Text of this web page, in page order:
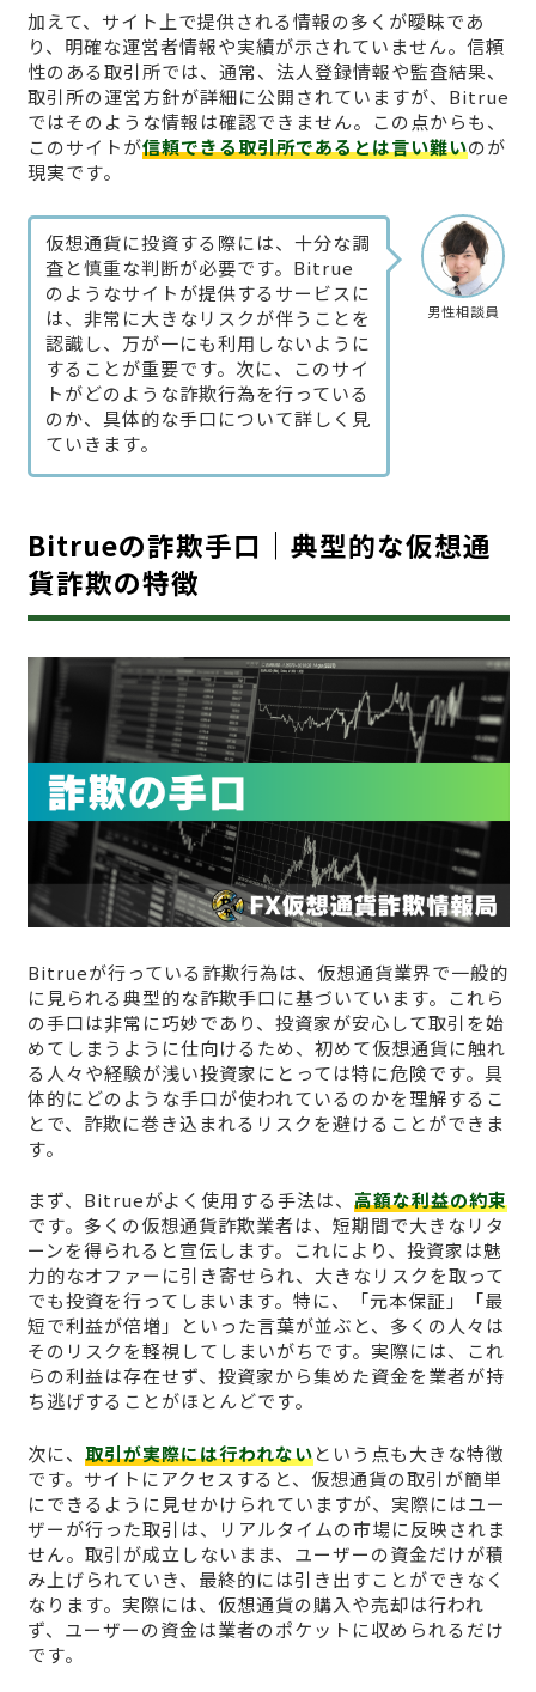
加えて、サイト上で提供される情報の多くが曖昧であ
り、明確な運営者情報や実績が示されていません。信頼
性のある取引所では、通常、法人登録情報や監査結果、
取引所の運営方針が詳細に公開されていますが、Bitrue
ではそのような情報は確認できません。この点からも、
このサイトが信頼できる取引所であるとは言い難いのが
現実です。
男性相談員
仮想通貨に投資する際には、十分な調
査と慎重な判断が必要です。Bitrue
のようなサイトが提供するサービスに
は、非常に大きなリスクが伴うことを
認識し、万が一にも利用しないように
することが重要です。次に、このサイ
トがどのような詐欺行為を行っている
のか、具体的な手口について詳しく見
ていきます。
Bitrueの詐欺手口｜典型的な仮想通
貨詐欺の特徴
Bitrueが行っている詐欺行為は、仮想通貨業界で一般的
に見られる典型的な詐欺手口に基づいています。これら
の手口は非常に巧妙であり、投資家が安心して取引を始
めてしまうように仕向けるため、初めて仮想通貨に触れ
る人々や経験が浅い投資家にとっては特に危険です。具
体的にどのような手口が使われているのかを理解するこ
とで、詐欺に巻き込まれるリスクを避けることができま
す。
まず、Bitrueがよく使用する手法は、 高額な利益の約束
です。多くの仮想通貨詐欺業者は、短期間で大きなリタ
ーンを得られると宣伝します。これにより、投資家は魅
力的なオファーに引き寄せられ、大きなリスクを取って
でも投資を行ってしまいます。特に、「元本保証」「最
短で利益が倍増」といった言葉が並ぶと、多くの人々は
そのリスクを軽視してしまいがちです。実際には、これ
らの利益は存在せず、投資家から集めた資金を業者が持
ち逃げすることがほとんどです。
次に、 取引が実際には行われないという点も大きな特徴
です。サイトにアクセスすると、仮想通貨の取引が簡単
にできるように見せかけられていますが、実際にはユー
ザーが行った取引は、リアルタイムの市場に反映されま
せん。取引が成立しないまま、ユーザーの資金だけが積
み上げられていき、最終的には引き出すことができなく
なります。実際には、仮想通貨の購入や売却は行われ
ず、ユーザーの資金は業者のポケットに収められるだけ
です。